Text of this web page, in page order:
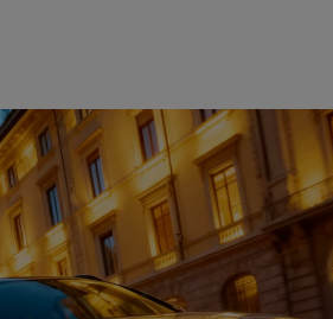
2WD
applica solo con noleggio a 48 Mesi e fino a